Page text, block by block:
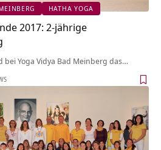
HATHA YOGA
2017: 2-jährige
bei Yoga Vidya Bad Meinberg das…